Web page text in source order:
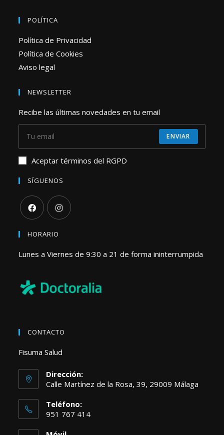
POLÍTICA
Política de Privacidad
Política de Cookies
Aviso legal
NEWSLETTER
Recibe las últimas novedades en tu email
ENVIAR
Aceptar términos del RGPD
SÍGUENOS
HORARIO
Lunes a Viernes de 9:30 a 21 de forma ininterrumpida
CONTACTO
Fisuma Salud
Dirección:
Calle Martínez de la Rosa, 39, 29009 Málaga
Teléfono:
951 767 414